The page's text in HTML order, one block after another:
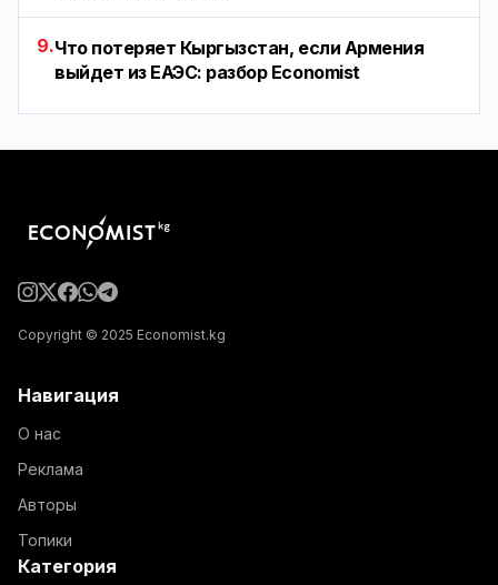
9.Что потеряет Кыргызстан, если Армения
выйдет из ЕАЭС: разбор Economist
Copyright © 2025 Economist.kg
Навигация
О нас
Реклама
Авторы
Топики
Категория